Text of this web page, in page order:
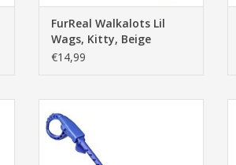
FurReal Walkalots Lil
Wags, Kitty, Beige
€14,99
TOEVOEGEN AAN WINKELWAGEN